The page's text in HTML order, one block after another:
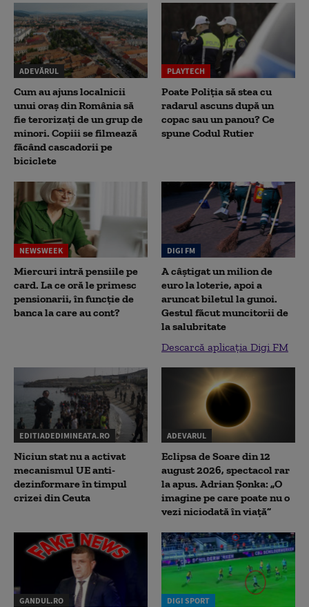
ADEVĂRUL
Cum au ajuns localnicii
unui oraș din România să
fie terorizați de un grup de
minori. Copiii se filmează
făcând cascadorii pe
biciclete
PLAYTECH
Poate Poliția să stea cu
radarul ascuns după un
copac sau un panou? Ce
spune Codul Rutier
NEWSWEEK
Miercuri intră pensiile pe
card. La ce oră le primesc
pensionarii, în funcție de
banca la care au cont?
DIGI FM
A câștigat un milion de
euro la loterie, apoi a
aruncat biletul la gunoi.
Gestul făcut muncitorii de
la salubritate
Descarcă aplicația Digi FM
EDITIADEDIMINEATA.RO
Niciun stat nu a activat
mecanismul UE anti-
dezinformare în timpul
crizei din Ceuta
ADEVARUL
Eclipsa de Soare din 12
august 2026, spectacol rar
la apus. Adrian Șonka: „O
imagine pe care poate nu o
vezi niciodată în viață”
GANDUL.RO DIGI SPORT